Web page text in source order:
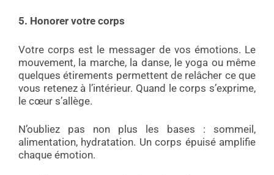
5. Honorer votre corps
Votre corps est le messager de vos émotions. Le
mouvement, la marche, la danse, le yoga ou même
quelques étirements permettent de relâcher ce que
vous retenez à l’intérieur. Quand le corps s’exprime,
le cœur s’allège.
N’oubliez pas non plus les bases : sommeil,
alimentation, hydratation. Un corps épuisé amplifie
chaque émotion.